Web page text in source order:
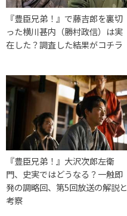
『豊臣兄弟！』で藤吉郎を裏切
った横川甚内（勝村政信）は実
在した？調査した結果がコチラ
『豊臣兄弟！』大沢次郎左衛
門、史実ではどうなる？一触即
発の調略回、第5回放送の解説と
考察